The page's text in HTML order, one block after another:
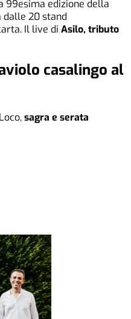
99esima edizione della
dalle 20 stand
Il live diAsilo, tributo
casalingo al
sagra e serata